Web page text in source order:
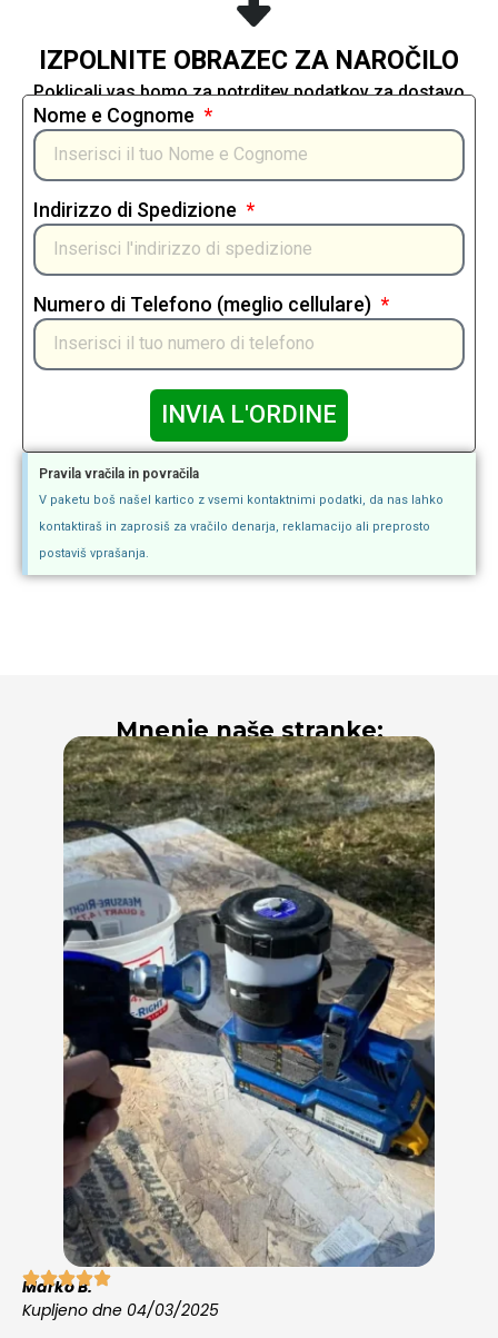
IZPOLNITE OBRAZEC ZA NAROČILO
Poklicali vas bomo za potrditev podatkov za dostavo
Nome e Cognome
Indirizzo di Spedizione
Numero di Telefono (meglio cellulare)
INVIA L'ORDINE
Pravila vračila in povračila
V paketu boš našel kartico z vsemi kontaktnimi podatki, da nas lahko
kontaktiraš in zaprosiš za vračilo denarja, reklamacijo ali preprosto
postaviš vprašanja.
Mnenje naše stranke:
Marko B.
Kupljeno dne 04/03/2025